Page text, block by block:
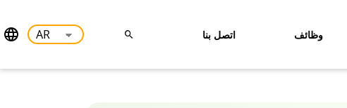
وظائف اتصل بنا